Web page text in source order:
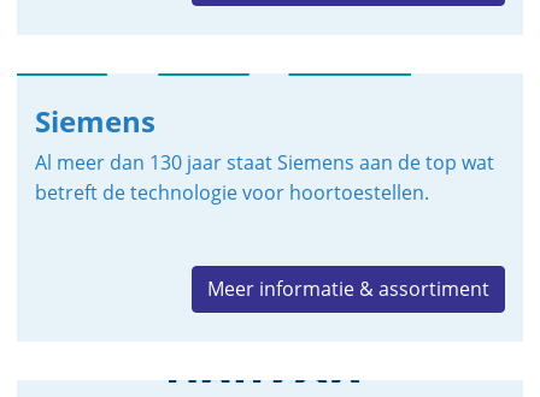
Siemens
Al meer dan 130 jaar staat Siemens aan de top wat
betreft de technologie voor hoortoestellen.
Meer informatie & assortiment